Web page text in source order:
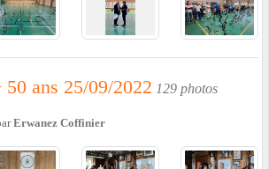
ans 25/09/2022 129 photos
Erwanez Coffinier